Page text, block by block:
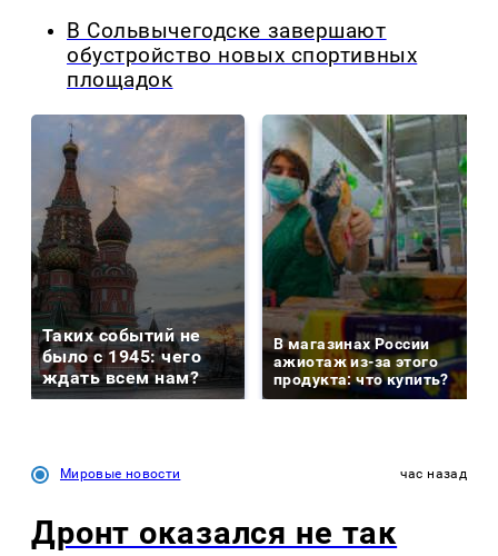
В Сольвычегодске завершают
обустройство новых спортивных
площадок
Таких событий не
было с 1945: чего
ждать всем нам?
В магазинах России
ажиотаж из-за этого
продукта: что купить?
Мировые новости час назад
Дронт оказался не так